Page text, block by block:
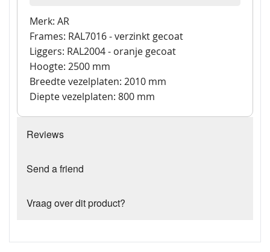
Merk: AR
Frames: RAL7016 - verzinkt gecoat
Liggers: RAL2004 - oranje gecoat
Hoogte: 2500 mm
Breedte vezelplaten: 2010 mm
Diepte vezelplaten: 800 mm
Reviews
Send a friend
Vraag over dit product?